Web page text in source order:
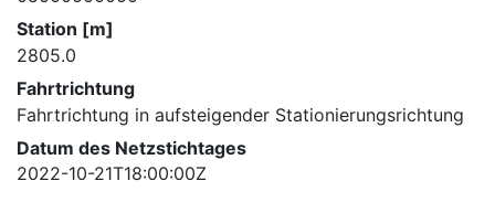
Station [m]
2805.0
Fahrtrichtung
Fahrtrichtung in aufsteigender Stationierungsrichtung
Datum des Netzstichtages
2022-10-21T18:00:00Z